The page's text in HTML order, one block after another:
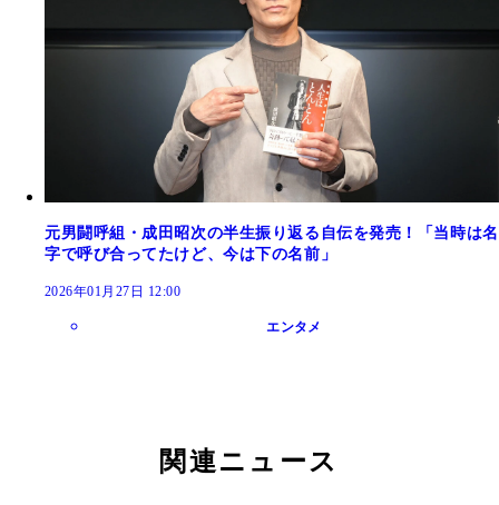
元男闘呼組・成田昭次の半生振り返る自伝を発売！「当時は名
字で呼び合ってたけど、今は下の名前」
2026年01月27日 12:00
エンタメ
関連ニュース